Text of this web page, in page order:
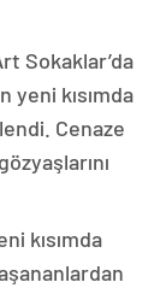
Sokaklar’da
kısımda
Cenaze
kısımda